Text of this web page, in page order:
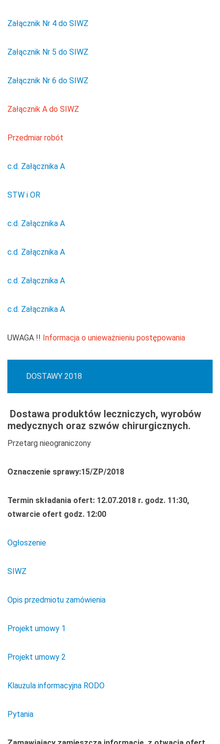
Załącznik Nr 4 do SIWZ
Załącznik Nr 5 do SIWZ
Załącznik Nr 6 do SIWZ
Załącznik A do SIWZ
Przedmiar robót
c.d. Załącznika A
STW i OR
c.d. Załącznika A
c.d. Załącznika A
c.d. Załącznika A
c.d. Załącznika A
UWAGA !! Informacja o unieważnieniu postępowania
DOSTAWY 2018
Dostawa produktów leczniczych, wyrobów
medycznych oraz szwów chirurgicznych.
Przetarg nieograniczony
Oznaczenie sprawy:15/ZP/2018
Termin składania ofert: 12.07.2018 r. godz. 11:30,
otwarcie ofert godz. 12:00
Ogłoszenie
SIWZ
Opis przedmiotu zamówienia
Projekt umowy 1
Projekt umowy 2
Klauzula informacyjna RODO
Pytania